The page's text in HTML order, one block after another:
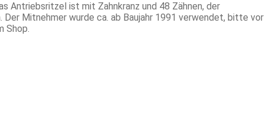
Antriebsritzel ist mit Zahnkranz und 48 Zähnen, der
Mitnehmer wurde ca. ab Baujahr 1991 verwendet, bitte vor
Shop.